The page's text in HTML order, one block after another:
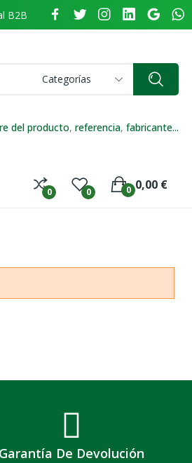
B2B
Categorías
del producto,referencia,fabricante...
0 0 0,00 €
0
Garantía De Devolución